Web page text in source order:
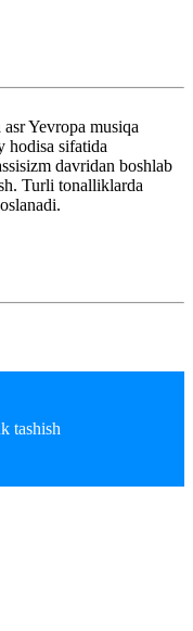
Yevropa musiqa
hodisa sifatida
davridan boshlab
Turli tonalliklarda
tashish